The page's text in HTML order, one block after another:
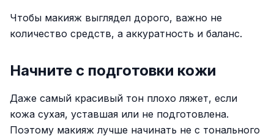
Чтобы макияж выглядел дорого, важно не
количество средств, а аккуратность и баланс.
Начните с подготовки кожи
Даже самый красивый тон плохо ляжет, если
кожа сухая, уставшая или не подготовлена.
Поэтому макияж лучше начинать не с тонального